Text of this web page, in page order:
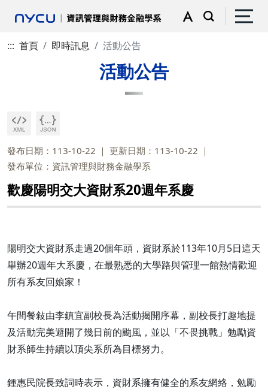
::: 首頁 即時訊息 活動公告
活動公告
發布日期：113-10-22
更新日期：113-10-22
發布單位：資訊管理與財務金融學系
歡慶陽明交大資財系20週年系慶
陽明交大資財系走過20個年頭，資財系於113年10月5日這天
舉辦20週年大系慶，在最熟悉的大學路與管理一館熱情歡迎
所有系友回娘家！
午間餐敍由李鎮宜副校長為活動揭開序幕，副校長打趣地提
及活動完美避開了幾日前的颱風，並以「不畏挑戰」勉勵資
財系師生持續以頂尖系所為目標努力。
鍾惠民院長致詞時表示，資財系擁有健全的系友網絡，勉勵